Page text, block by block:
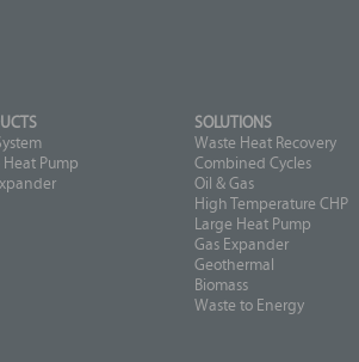
Pump
SOLUTIONS
Waste Heat Recovery
Combined Cycles
Oil & Gas
High Temperature CHP
Large Heat Pump
Gas Expander
Geothermal
Biomass
Waste to Energy